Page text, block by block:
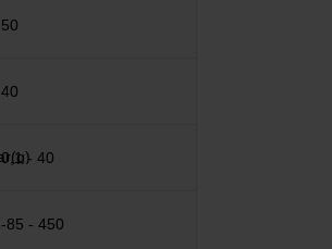
50
40
0,1 - 40
-85 - 450